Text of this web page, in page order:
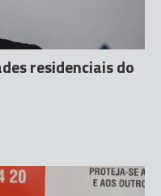
residenciais do